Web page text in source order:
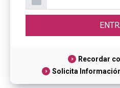
Recordar
Solicita